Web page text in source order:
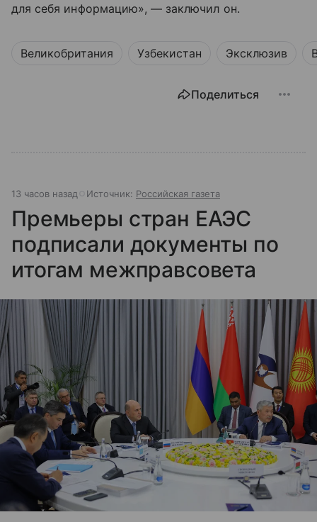
для себя информацию», — заключил он.
Великобритания Узбекистан Эксклюзив
Поделиться
13 часов назад Источник: Российская газета
Премьеры стран ЕАЭС
подписали документы по
итогам межправсовета